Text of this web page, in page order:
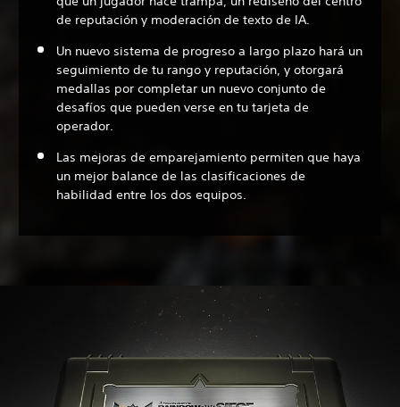
de reputación y moderación de texto de IA.
Un nuevo sistema de progreso a largo plazo hará un
seguimiento de tu rango y reputación, y otorgará
medallas por completar un nuevo conjunto de
desafíos que pueden verse en tu tarjeta de
operador.
Las mejoras de emparejamiento permiten que haya
un mejor balance de las clasificaciones de
habilidad entre los dos equipos.